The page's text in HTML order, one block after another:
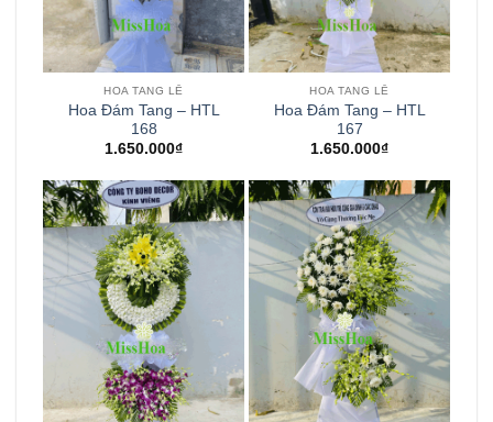
HOA TANG LỄ
Hoa Đám Tang – HTL
168
1.650.000₫
HOA TANG LỄ
Hoa Đám Tang – HTL
167
1.650.000₫